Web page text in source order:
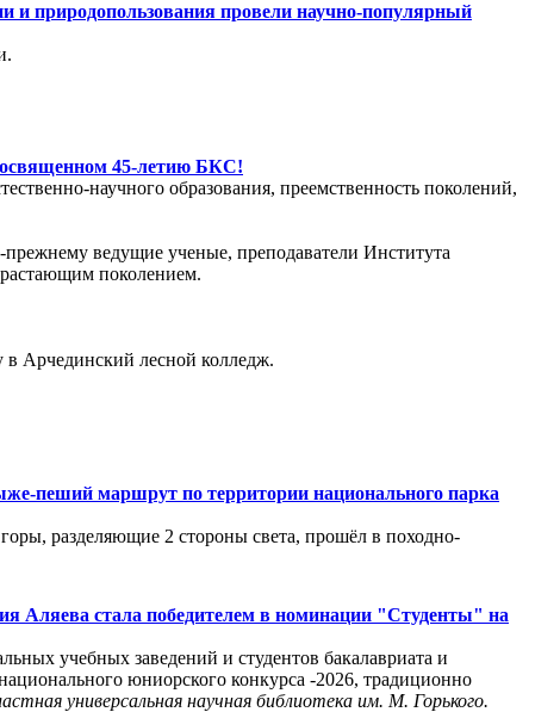
и природопользования провели научно-популярный
45-летию БКС!
научного образования, преемственность поколений,
прежнему ведущие ученые, преподаватели Института
поколением.
Арчединский лесной колледж.
пеший маршрут по территории национального парка
разделяющие 2 стороны света, прошёл в походно-
Аляева стала победителем в номинации "Студенты" на
учебных заведений и студентов бакалавриата и
юниорского конкурса -2026, традиционно
универсальная научная библиотека им. М. Горького.